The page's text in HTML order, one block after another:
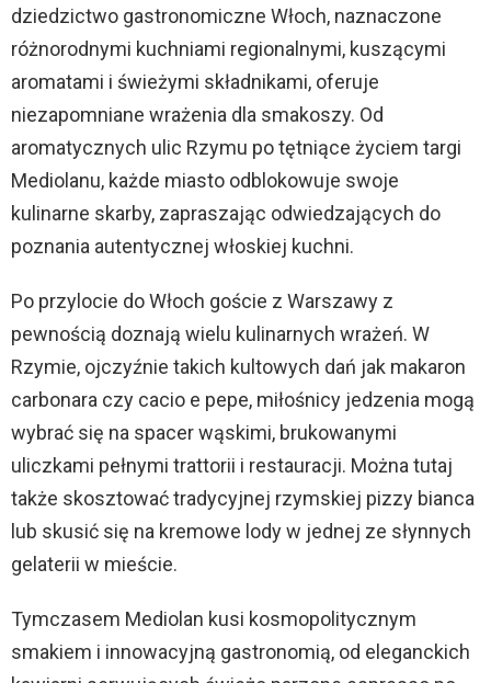
dziedzictwo gastronomiczne Włoch, naznaczone
różnorodnymi kuchniami regionalnymi, kuszącymi
aromatami i świeżymi składnikami, oferuje
niezapomniane wrażenia dla smakoszy. Od
aromatycznych ulic Rzymu po tętniące życiem targi
Mediolanu, każde miasto odblokowuje swoje
kulinarne skarby, zapraszając odwiedzających do
poznania autentycznej włoskiej kuchni.
Po przylocie do Włoch goście z Warszawy z
pewnością doznają wielu kulinarnych wrażeń. W
Rzymie, ojczyźnie takich kultowych dań jak makaron
carbonara czy cacio e pepe, miłośnicy jedzenia mogą
wybrać się na spacer wąskimi, brukowanymi
uliczkami pełnymi trattorii i restauracji. Można tutaj
także skosztować tradycyjnej rzymskiej pizzy bianca
lub skusić się na kremowe lody w jednej ze słynnych
gelaterii w mieście.
Tymczasem Mediolan kusi kosmopolitycznym
smakiem i innowacyjną gastronomią, od eleganckich